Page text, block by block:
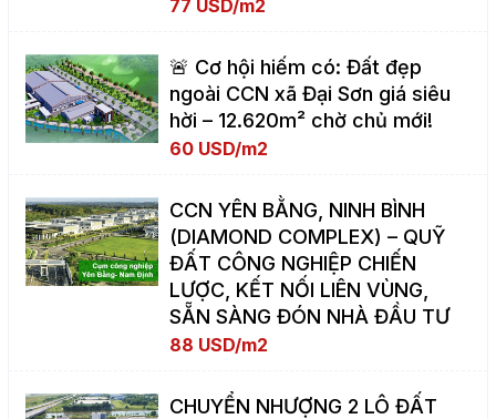
77 USD/m2
🚨 Cơ hội hiếm có: Đất đẹp
ngoài CCN xã Đại Sơn giá siêu
hời – 12.620m² chờ chủ mới!
60 USD/m2
CCN YÊN BẰNG, NINH BÌNH
(DIAMOND COMPLEX) – QUỸ
ĐẤT CÔNG NGHIỆP CHIẾN
LƯỢC, KẾT NỐI LIÊN VÙNG,
SẴN SÀNG ĐÓN NHÀ ĐẦU TƯ
88 USD/m2
CHUYỂN NHƯỢNG 2 LÔ ĐẤT